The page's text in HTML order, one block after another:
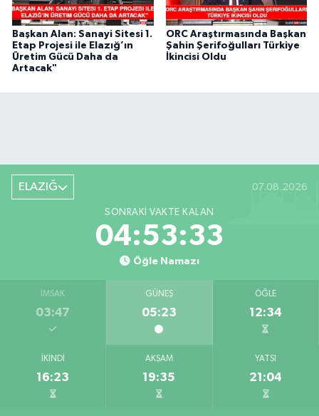
Başkan Alan: Sanayi Sitesi 1.
Etap Projesi ile Elazığ’ın
Üretim Gücü Daha da
Artacak"
ORC Araştırmasında Başkan
Şahin Şerifoğulları Türkiye
İkincisi Oldu
ELAZIĞ 07.08.2026
SONRAKI VAKTE KALAN
04:53:33
Öğle Namazı
İMSAK
03:47
GÜNEŞ
05:23
ÖĞLE
12:34
İKINDI
16:23
AKŞAM
19:35
YATSI
21:04